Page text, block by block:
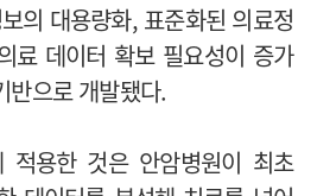
의 대용량화, 표준화된 의료정
료 데이터 확보 필요성이 증가
반으로 개발됐다.
적용한 것은 안암병원이 최초